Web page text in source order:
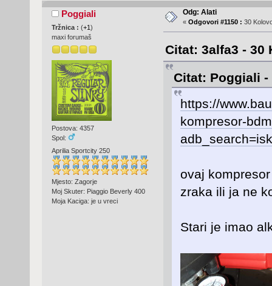
Poggiali
Tržnica : (+1)
maxi forumaš
Postova: 4357
Spol:
Aprilia Sportcity 250
Mjesto: Zagorje
Moj Skuter: Piaggio Beverly 400
Moja Kaciga: je u vreci
Odg: Alati
« Odgovori #1150 : 30
Citat: 3alfa3 - 30
Citat: Poggiali -
https://
kompresor-
ovaj
zraka ili ja ne
Stari je imao